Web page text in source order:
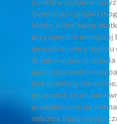
punktów zostanie
Oceniający projekt
błędy, które będą
przyznaniem
niewybraniem projektu
W takie sytuacji
jego pozytywnym
jest oceniany
pewności, że po
przeznaczone na
naborze będą